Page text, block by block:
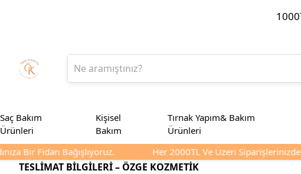
Saç Bakım
Ürünleri
Kişisel
Bakım
Tırnak Yapım& Bakım
Ürünleri
Bir Fidan Bağışlıyoruz. Her 2000TL Ve Üzeri Siparişlerinizde
TESLİMAT BİLGİLERİ – ÖZGE KOZMETİK